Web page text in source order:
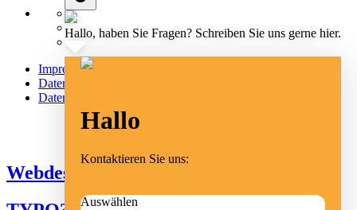
Impressum
Datenschutz
Datenschutz Social Media
Webdesign Emmendingen
Hallo, haben Sie Fragen? Schreiben Sie uns gerne hier.
Hallo
Kontaktieren Sie uns:
Auswählen